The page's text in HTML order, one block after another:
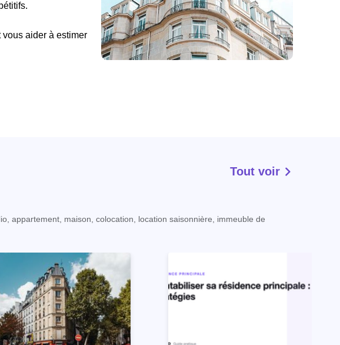
aider à estimer
Tout voir
appartement, maison, colocation, location saisonnière, immeuble de